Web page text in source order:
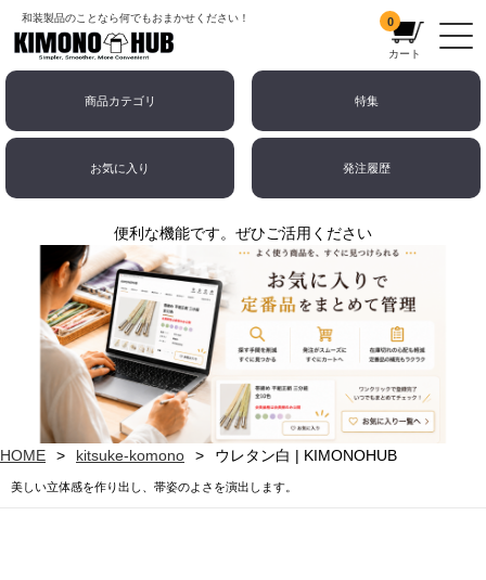
和装製品のことなら何でもおまかせください！ 0
カート
商品カテゴリ 特集
お気に入り 発注履歴
便利な機能です。ぜひご活用ください
HOME kitsuke-komono ウレタン白 | KIMONOHUB
美しい立体感を作り出し、帯姿のよさを演出します。